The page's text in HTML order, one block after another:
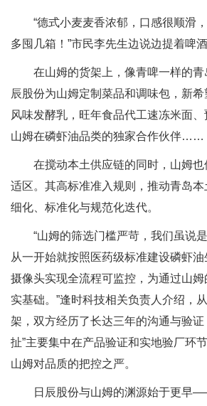
“德式小麦麦香浓郁，口感很顺滑
多囤几箱！”市民李先生边说边提着啤
在山姆的货架上，像青啤一样的
辰股份为山姆定制菜品和调味包，新
风味发酵乳，旺年食品代工速冻米面
山姆在磷虾油品类的独家合作伙伴……
在搅动本土供应链的同时，山姆
适区。其高标准准入规则，推动青岛
细化、标准化与规范化迭代。
“山姆的筛选门槛严苛，我们虽说
从一开始就按照医药级标准建设磷虾
摄像头实现全流程可监控，为通过山
实基础。”逢时科技相关负责人介绍，
架，双方经历了长达三年的沟通与验证
扯”主要集中在产品验证和实地验厂环
山姆对品质的把控之严。
日辰股份与山姆的渊源始于更早